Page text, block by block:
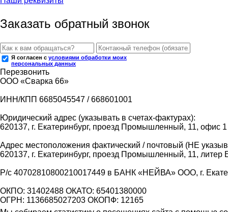
Заказать обратный звонок
Я согласен с условиями обработки моих
персональных данных
Перезвонить
ООО «Сварка 66»
ИНН/КПП 6685045547 / 668601001
Юридический адрес (указывать в счетах-фактурах):
620137, г. Екатеринбург, проезд Промышленный, 11, офис 1
Адрес местоположения фактический / почтовый (НЕ
620137, г. Екатеринбург, проезд Промышленный, 11, литер
Р/с 40702810800210017449 в БАНК «НЕЙВА» ООО, г.
ОКПО: 31402488 ОКАТО: 65401380000
ОГРН: 1136685027203 ОКОПФ: 12165